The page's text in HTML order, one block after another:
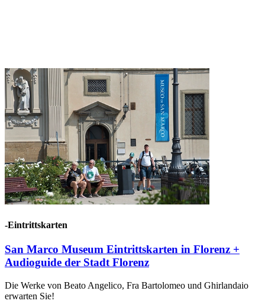
-Eintrittskarten
San Marco Museum Eintrittskarten in Florenz +
Audioguide der Stadt Florenz
Die Werke von Beato Angelico, Fra Bartolomeo und Ghirlandaio
erwarten Sie!